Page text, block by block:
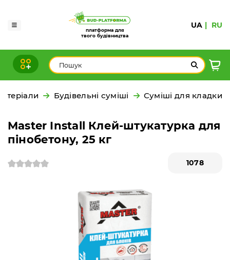
платформа для
твого будівництва
UA RU
Будівельні суміші Суміші для кладки
Master Install Клей-штукатурка для
пінобетону, 25 кг
1078